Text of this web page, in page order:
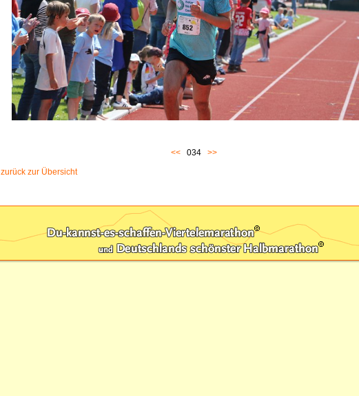
<< 034 >>
zurück zur Übersicht